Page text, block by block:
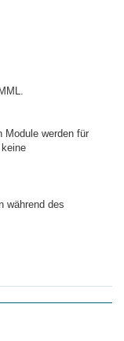
Module werden für
während des